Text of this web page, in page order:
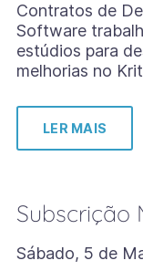
Contratos de
Software
estúdios para
melhorias no
LER MAIS
Subscrição
Sábado, 5 de